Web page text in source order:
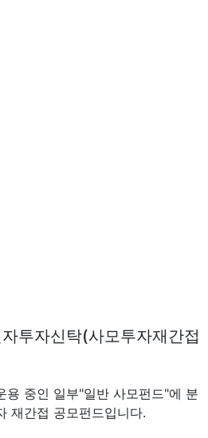
투자신탁(사모투자재간접
용 중인 일부"일반 사모펀드"에 분
재간접 공모펀드입니다.